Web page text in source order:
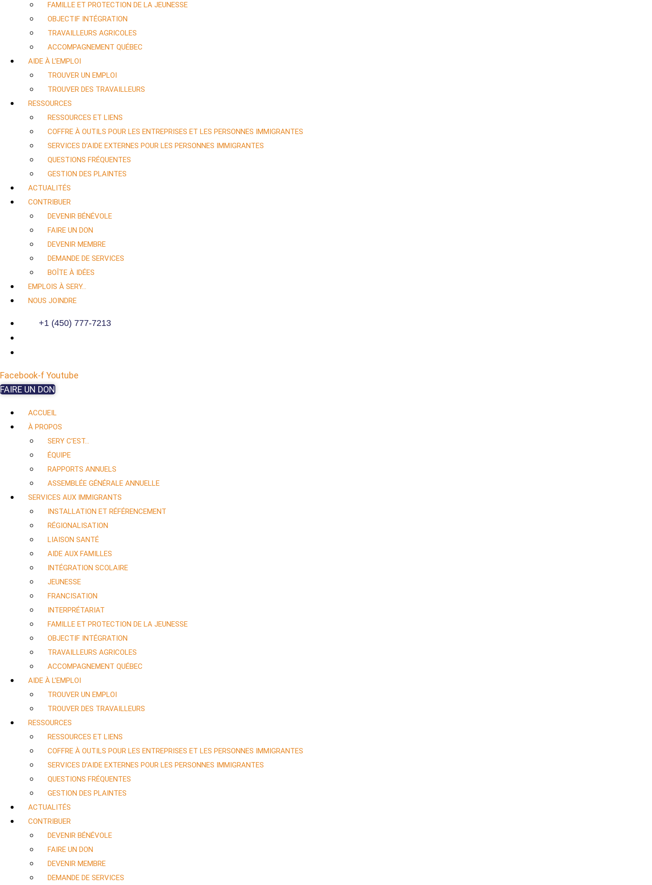
FAMILLE ET PROTECTION DE LA JEUNESSE
OBJECTIF INTÉGRATION
TRAVAILLEURS AGRICOLES
ACCOMPAGNEMENT QUÉBEC
AIDE À L’EMPLOI
TROUVER UN EMPLOI
TROUVER DES TRAVAILLEURS
RESSOURCES
RESSOURCES ET LIENS
COFFRE À OUTILS POUR LES ENTREPRISES ET LES PERSONNES IMMIGRANTES
SERVICES D’AIDE EXTERNES POUR LES PERSONNES IMMIGRANTES
QUESTIONS FRÉQUENTES
GESTION DES PLAINTES
ACTUALITÉS
CONTRIBUER
DEVENIR BÉNÉVOLE
FAIRE UN DON
DEVENIR MEMBRE
DEMANDE DE SERVICES
BOÎTE À IDÉES
EMPLOIS À SERY…
NOUS JOINDRE
+1 (450) 777-7213
Facebook-fYoutube
FAIRE UN DON
ACCUEIL
À PROPOS
SERY C’EST…
ÉQUIPE
RAPPORTS ANNUELS
ASSEMBLÉE GÉNÉRALE ANNUELLE
SERVICES AUX IMMIGRANTS
INSTALLATION ET RÉFÉRENCEMENT
RÉGIONALISATION
LIAISON SANTÉ
AIDE AUX FAMILLES
INTÉGRATION SCOLAIRE
JEUNESSE
FRANCISATION
INTERPRÉTARIAT
FAMILLE ET PROTECTION DE LA JEUNESSE
OBJECTIF INTÉGRATION
TRAVAILLEURS AGRICOLES
ACCOMPAGNEMENT QUÉBEC
AIDE À L’EMPLOI
TROUVER UN EMPLOI
TROUVER DES TRAVAILLEURS
RESSOURCES
RESSOURCES ET LIENS
COFFRE À OUTILS POUR LES ENTREPRISES ET LES PERSONNES IMMIGRANTES
SERVICES D’AIDE EXTERNES POUR LES PERSONNES IMMIGRANTES
QUESTIONS FRÉQUENTES
GESTION DES PLAINTES
ACTUALITÉS
CONTRIBUER
DEVENIR BÉNÉVOLE
FAIRE UN DON
DEVENIR MEMBRE
DEMANDE DE SERVICES